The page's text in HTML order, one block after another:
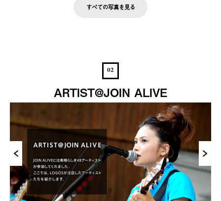
すべての写真を見る
02
ARTIST@JOIN ALIVE